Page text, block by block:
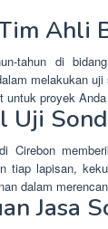
Ahli
tahun di
melakukan
proyek
Uji
Cirebon
tiap lapisan,
dalam
Jasa